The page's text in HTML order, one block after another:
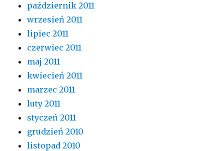
październik 2011
wrzesień 2011
lipiec 2011
czerwiec 2011
maj 2011
kwiecień 2011
marzec 2011
luty 2011
styczeń 2011
grudzień 2010
listopad 2010